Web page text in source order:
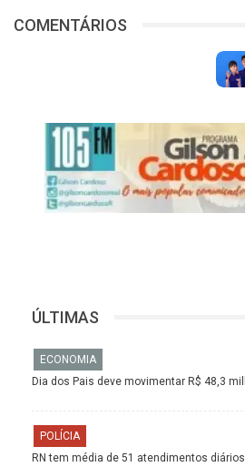
COMENTÁRIOS
ÚLTIMAS
ECONOMIA
Dia dos Pais deve movimentar R$ 48,3
POLÍCIA
RN tem média de 51 atendimentos